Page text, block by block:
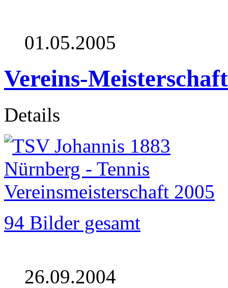
01.05.2005
Vereins-
Details
94 Bilder gesamt
26.09.2004